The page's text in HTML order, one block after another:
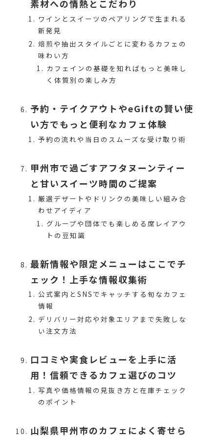
素材への情熱とこだわり
ワインとスイーツのペアリングで生まれる
新発見
焙煎や抽出スタイルごとに変わるカフェの
味わい方
カフェインの基礎を知ればもっと美味し
く体質別の楽しみ方
予約・テイクアウトやeGiftの賢い使
い方でもっと便利なカフェ体験
予約の流れや当日のスムーズな受け取り術
甲州市で過ごすアフタヌーンティー
と甘いスイーツ時間のご提案
厳選デザートやドリンクの美味しい組み合
わせアイディア
グループや団体でも楽しめる席レイアウ
トの豆知識
最新情報や限定メニューはここでチ
ェック！上手な情報収集術
公式案内とSNSでキャッチする旬なカフェ
情報
デリバリー対応や対象エリアまで失敗しな
い注文方法
口コミや実食レビューを上手に活
用！信頼できるカフェ選びのコツ
写真や価格情報の見抜き方と在庫チェック
のポイント
山梨県甲州市のカフェによく寄せら